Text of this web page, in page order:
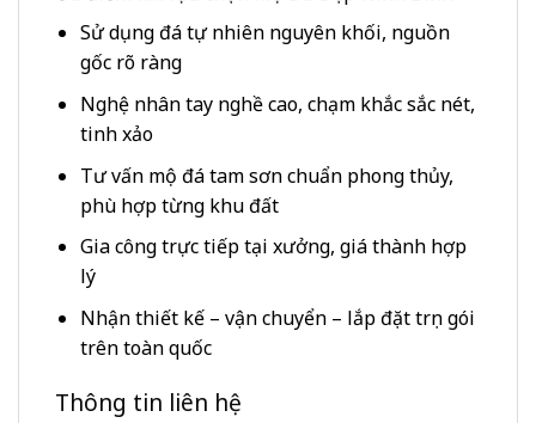
Sử dụng đá tự nhiên nguyên khối, nguồn
gốc rõ ràng
Nghệ nhân tay nghề cao, chạm khắc sắc nét,
tinh xảo
Tư vấn mộ đá tam sơn chuẩn phong thủy,
phù hợp từng khu đất
Gia công trực tiếp tại xưởng, giá thành hợp
lý
Nhận thiết kế – vận chuyển – lắp đặt trọn gói
trên toàn quốc
Thông tin liên hệ